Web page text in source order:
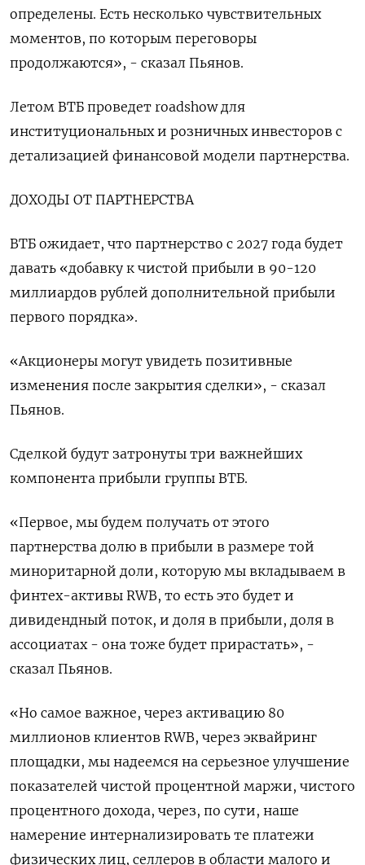
определены. Есть несколько чувствительных
моментов, по которым переговоры
продолжаются», - сказал Пьянов.
Летом ВТБ проведет ‌roadshow для
институциональных и розничных инвесторов с
детализацией финансовой модели партнерства.
ДОХОДЫ ОТ ПАРТНЕРСТВА
ВТБ ожидает, что партнерство с 2027 года будет ​
давать «добавку к чистой прибыли в 90-120
миллиардов рублей дополнительной прибыли
первого порядка».
«Акционеры могут увидеть позитивные
изменения после закрытия сделки», - сказал
‌Пьянов.
Сделкой будут затронуты три важнейших
компонента прибыли группы ВТБ.
«Первое, мы будем получать от этого
партнерства долю в прибыли в размере той
миноритарной доли, которую мы вкладываем в
финтех-активы RWB, то есть это будет и
дивидендный поток, ​и доля в прибыли, доля в ​
ассоциатах - она тоже будет прирастать», -
сказал ‌Пьянов.
«Но самое важное, через активацию 80
миллионов клиентов RWB, через эквайринг
площадки, мы надеемся на серьезное улучшение
показателей чистой процентной ​маржи, чистого
процентного дохода, через, по сути, наше
намерение интернализировать те платежи
физических лиц, селлеров в области малого и